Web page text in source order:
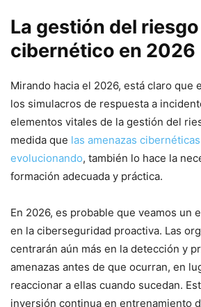
La gestión del riesgo⁣
cibernético ‌en 2026
Mirando hacia⁤ el 2026, está claro que
los simulacros de respuesta a
elementos vitales de la gestión del
medida que las amenazas
evolucionando, también ​lo hace la
formación adecuada y práctica.
En 2026,​ es probable que veamos‍ un
en la ciberseguridad proactiva. Las
centrarán aún más en la detección⁤ y
amenazas antes de que ocurran, en
reaccionar a ellas cuando sucedan.
inversión continua en entrenamiento